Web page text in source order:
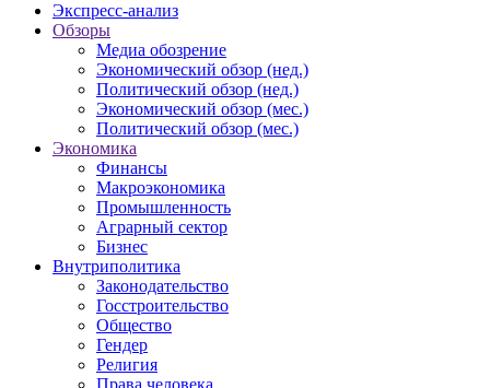
Экспресс-анализ
Обзоры
Медиа обозрение
Экономический обзор (нед.)
Политический обзор (нед.)
Экономический обзор (мес.)
Политический обзор (мес.)
Экономика
Финансы
Макроэкономика
Промышленность
Аграрный сектор
Бизнес
Внутриполитика
Законодательство
Госстроительство
Общество
Гендер
Религия
Права человека